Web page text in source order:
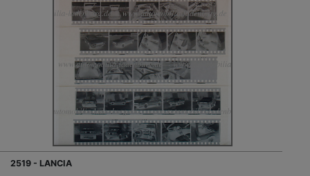
2519 - LANCIA